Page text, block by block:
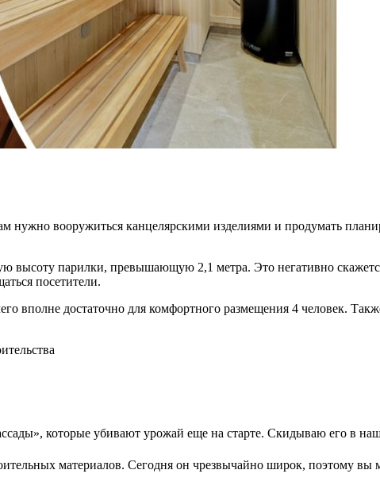
нужно вооружиться канцелярскими изделиями и продумать
высоту парилки, превышающую 2,1 метра. Это негативно
посетители.
вполне достаточно для комфортного размещения 4 человек.
которые убивают урожай еще на старте. Скидываю его в
материалов. Сегодня он чрезвычайно широк, поэтому вы